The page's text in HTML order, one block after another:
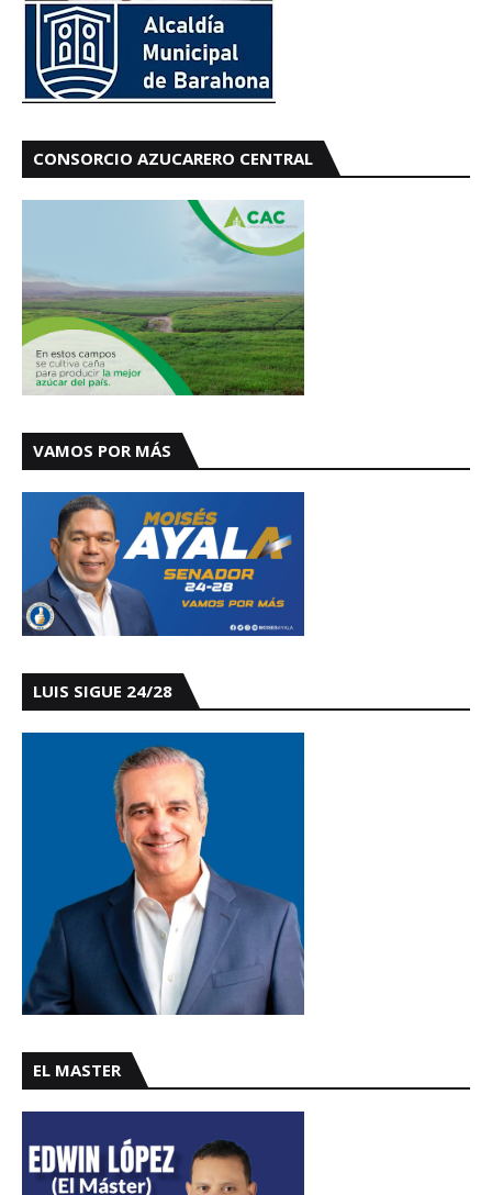
CONSORCIO AZUCARERO CENTRAL
VAMOS POR MÁS
LUIS SIGUE 24/28
EL MASTER